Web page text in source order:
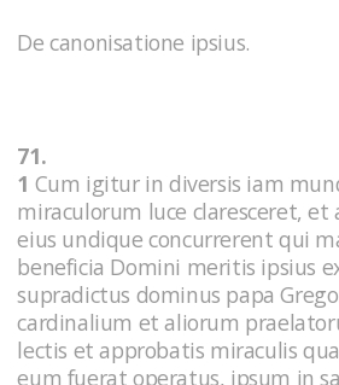
De canonisatione ipsius.
71.
1 Cum igitur in diversis iam
miraculorum luce claresceret, et
eius undique concurrerent qui
beneficia Domini meritis ipsius
supradictus dominus papa
cardinalium et aliorum
lectis et approbatis miraculis
eum fuerat operatus, ipsum in